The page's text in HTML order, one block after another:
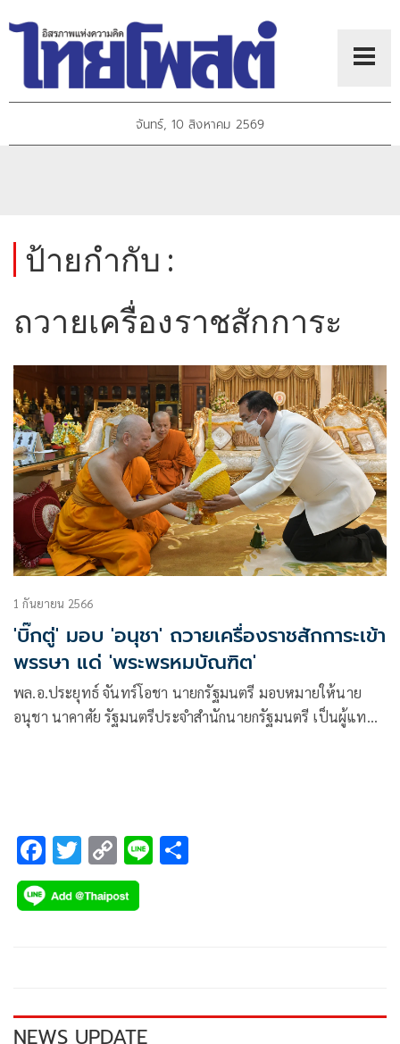
จันทร์, 10 สิงหาคม 2569
ป้ายกำกับ :
ถวายเครื่องราชสักการะ
1 กันยายน 2566
'บิ๊กตู่' มอบ 'อนุชา' ถวายเครื่องราชสักการะเข้า
พรรษา แด่ 'พระพรหมบัณฑิต'
พล.อ.ประยุทธ์ จันทร์โอชา นายกรัฐมนตรี มอบหมายให้นาย
อนุชา นาคาศัย รัฐมนตรีประจำสำนักนายกรัฐมนตรี เป็นผู้แทน
F
ac
e
k
T
wi
tt
C
o
p
k
Li
NEWS UPDATE